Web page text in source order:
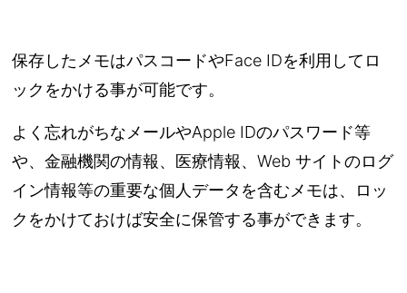
保存したメモはパスコードやFace IDを利用してロ
ックをかける事が可能です。
よく忘れがちなメールやApple IDのパスワード等
や、金融機関の情報、医療情報、Web サイトのログ
イン情報等の重要な個人データを含むメモは、ロッ
クをかけておけば安全に保管する事ができます。